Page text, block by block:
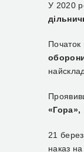
У 2020
Початок
«Гора»,
21
наказ